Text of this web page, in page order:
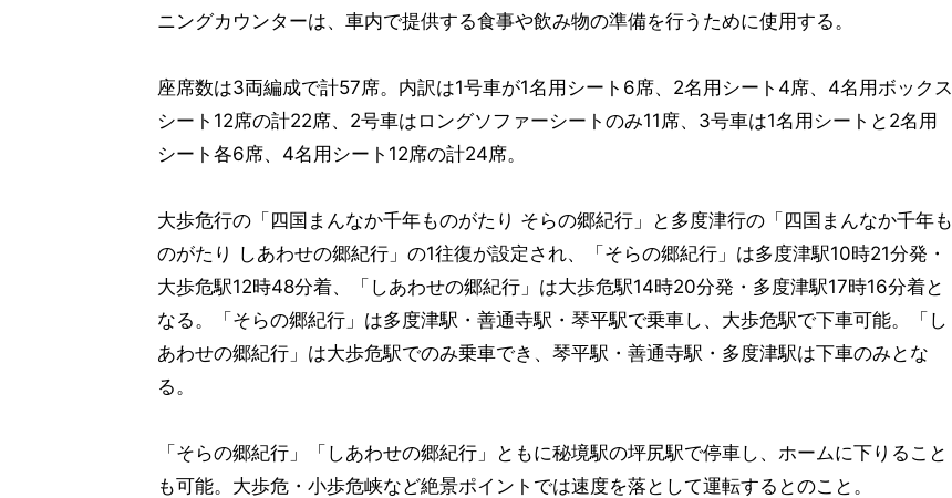
ニングカウンターは、車内で提供する食事や飲み物の準備を行うために使用する。
座席数は3両編成で計57席。内訳は1号車が1名用シート6席、2名用シート4席、4名用ボックス
シート12席の計22席、2号車はロングソファーシートのみ11席、3号車は1名用シートと2名用
シート各6席、4名用シート12席の計24席。
大歩危行の「四国まんなか千年ものがたり そらの郷紀行」と多度津行の「四国まんなか千年も
のがたり しあわせの郷紀行」の1往復が設定され、「そらの郷紀行」は多度津駅10時21分発・
大歩危駅12時48分着、「しあわせの郷紀行」は大歩危駅14時20分発・多度津駅17時16分着と
なる。「そらの郷紀行」は多度津駅・善通寺駅・琴平駅で乗車し、大歩危駅で下車可能。「し
あわせの郷紀行」は大歩危駅でのみ乗車でき、琴平駅・善通寺駅・多度津駅は下車のみとな
る。
「そらの郷紀行」「しあわせの郷紀行」ともに秘境駅の坪尻駅で停車し、ホームに下りること
も可能。大歩危・小歩危峡など絶景ポイントでは速度を落として運転するとのこと。